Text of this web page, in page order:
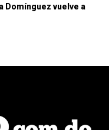
Domínguez vuelve a